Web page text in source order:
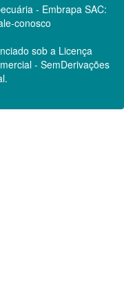
- Embrapa SAC:
conosco
sob a Licença
- SemDerivações